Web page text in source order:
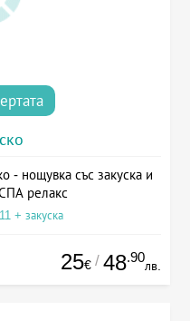
- нощувка със закуска и
релакс
+ закуска
25€ / 48.90
лв.